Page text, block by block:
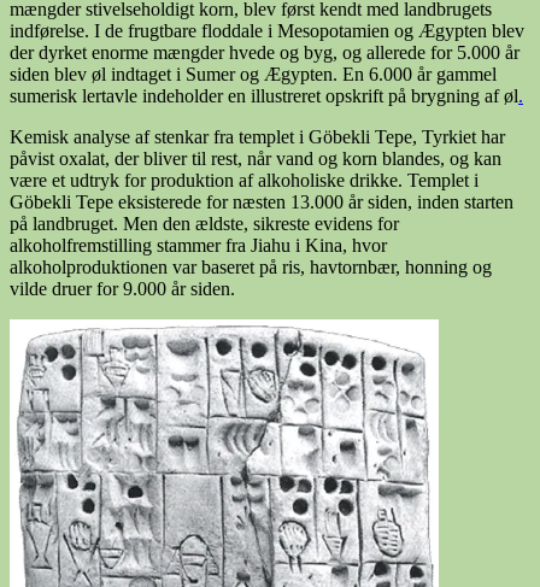
mængder stivelseholdigt korn, blev først kendt med landbrugets
indførelse. I de frugtbare floddale i Mesopotamien og Ægypten blev
der dyrket enorme mængder hvede og byg, og allerede for 5.000 år
siden blev øl indtaget i Sumer og Ægypten. En 6.000 år gammel
sumerisk lertavle indeholder en illustreret opskrift på brygning af øl.
Kemisk analyse af stenkar fra templet i Göbekli Tepe, Tyrkiet har
påvist oxalat, der bliver til rest, når vand og korn blandes, og kan
være et udtryk for produktion af alkoholiske drikke. Templet i
Göbekli Tepe eksisterede for næsten 13.000 år siden, inden starten
på landbruget. Men den ældste, sikreste evidens for
alkoholfremstilling stammer fra Jiahu i Kina, hvor
alkoholproduktionen var baseret på ris, havtornbær, honning og
vilde druer for 9.000 år siden.